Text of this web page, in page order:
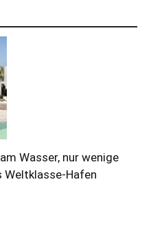
Wasser, nur wenige
Weltklasse-Hafen